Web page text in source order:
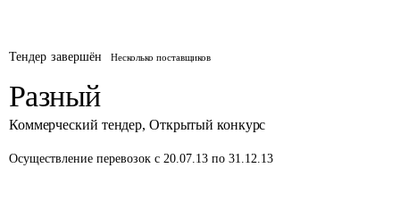
Тендер завершён Несколько поставщиков
Разный
Коммерческий тендер, Открытый конкурс
Осуществление перевозок с 20.07.13 по 31.12.13